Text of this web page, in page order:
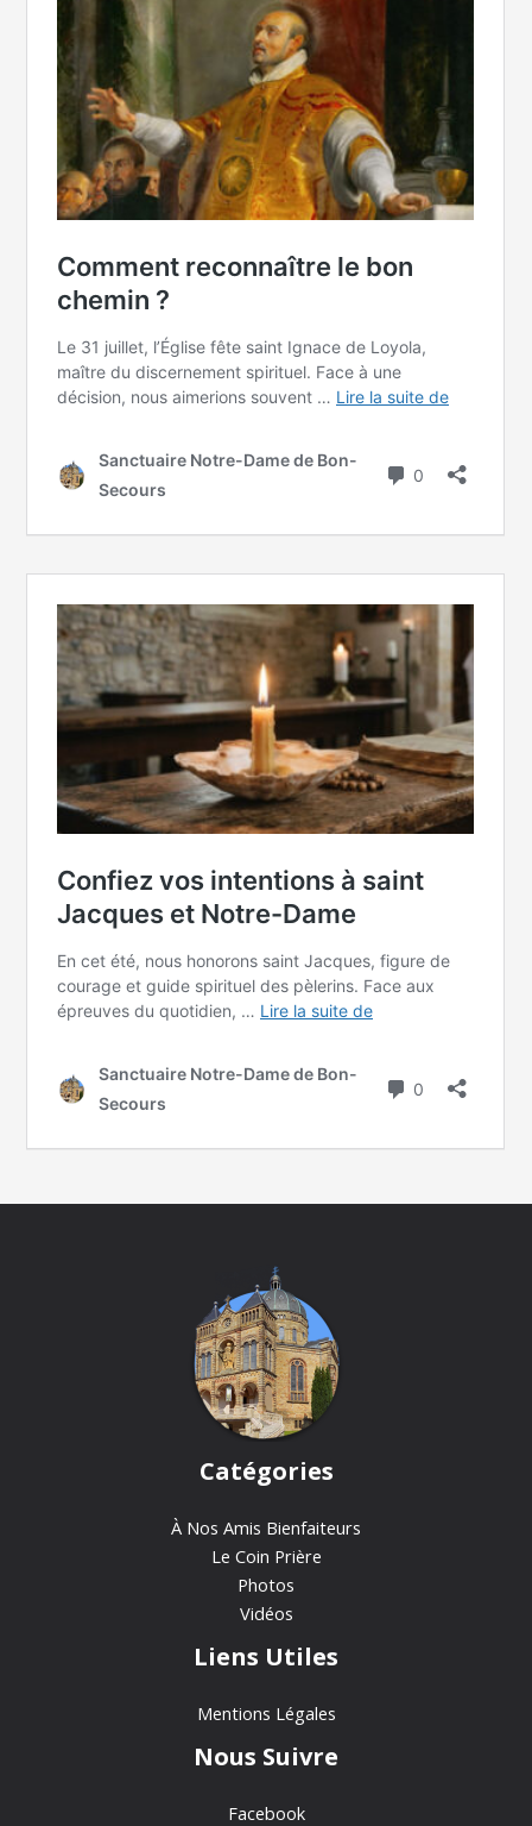
Catégories
À Nos Amis Bienfaiteurs
Le Coin Prière
Photos
Vidéos
Liens Utiles
Mentions Légales
Nous Suivre
Facebook